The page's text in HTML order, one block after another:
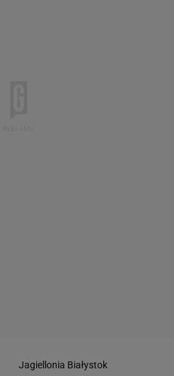
Jagiellonia Białystok